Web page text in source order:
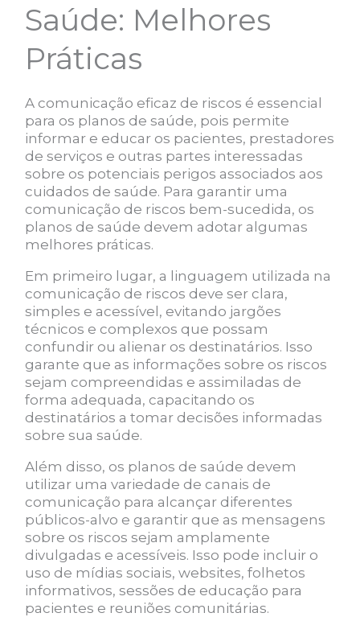
Saúde: Melhores
Práticas
A comunicação eficaz de riscos é essencial
para os planos de saúde, pois permite
informar e educar os pacientes, prestadores
de serviços e outras partes interessadas
sobre os potenciais perigos associados aos
cuidados de saúde. Para garantir uma
comunicação de riscos bem-sucedida, os
planos de saúde devem adotar algumas
melhores práticas.
Em primeiro lugar, a linguagem utilizada na
comunicação de riscos deve ser clara,
simples e acessível, evitando jargões
técnicos e complexos que possam
confundir ou alienar os destinatários. Isso
garante que as informações sobre os riscos
sejam compreendidas e assimiladas de
forma adequada, capacitando os
destinatários a tomar decisões informadas
sobre sua saúde.
Além disso, os planos de saúde devem
utilizar uma variedade de canais de
comunicação para alcançar diferentes
públicos-alvo e garantir que as mensagens
sobre os riscos sejam amplamente
divulgadas e acessíveis. Isso pode incluir o
uso de mídias sociais, websites, folhetos
informativos, sessões de educação para
pacientes e reuniões comunitárias.